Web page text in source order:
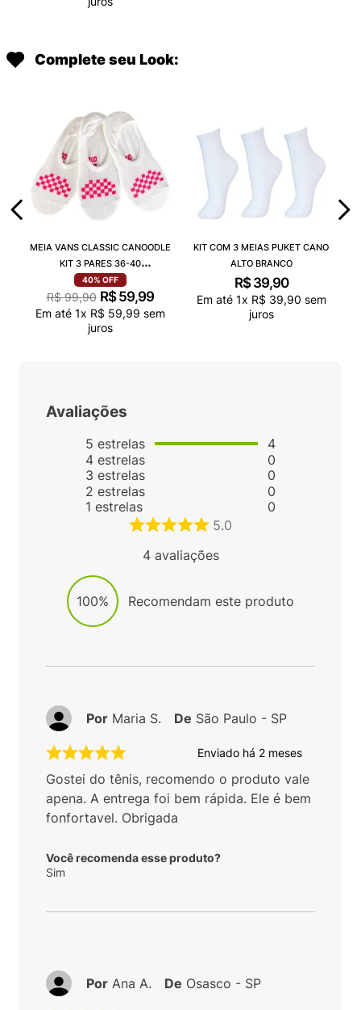
Complete seu Look:
MEIA VANS CLASSIC CANOODLE
KIT 3 PARES 36-40
VN000QCAJU4
40% OFF
R$ 99,90 R$ 59,99
Em até 1x R$ 59,99 sem
juros
KIT COM 3 MEIAS PUKET CANO
ALTO BRANCO
R$ 39,90
Em até 1x R$ 39,90 sem
juros
Avaliações
5 estrelas
4 estrelas
3 estrelas
2 estrelas
1 estrelas
4
0
0
0
0
5.0
4avaliações
100% Recomendam este produto
Enviado há 2 meses
Gostei do tênis, recomendo o produto vale
apena. A entrega foi bem rápida. Ele é bem
fonfortavel. Obrigada
Você recomenda esse produto?
Sim
Por Maria S. De São Paulo - SP
Por Ana A. De Osasco - SP